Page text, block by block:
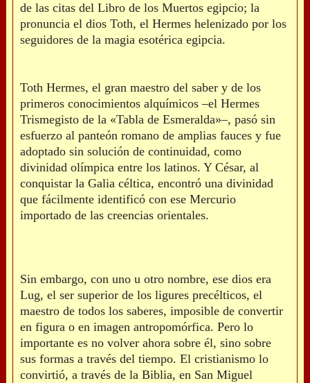
de las citas del Libro de los Muertos egipcio; la
pronuncia el dios Toth, el Hermes helenizado por los
seguidores de la magia esotérica egipcia.
Toth Hermes, el gran maestro del saber y de los
primeros conocimientos alquímicos –el Hermes
Trismegisto de la «Tabla de Esmeralda»–, pasó sin
esfuerzo al panteón romano de amplias fauces y fue
adoptado sin solución de continuidad, como
divinidad olímpica entre los latinos. Y César, al
conquistar la Galia céltica, encontró una divinidad
que fácilmente identificó con ese Mercurio
importado de las creencias orientales.
Sin embargo, con uno u otro nombre, ese dios era
Lug, el ser superior de los ligures precélticos, el
maestro de todos los saberes, imposible de convertir
en figura o en imagen antropomórfica. Pero lo
importante es no volver ahora sobre él, sino sobre
sus formas a través del tiempo. El cristianismo lo
convirtió, a través de la Biblia, en San Miguel